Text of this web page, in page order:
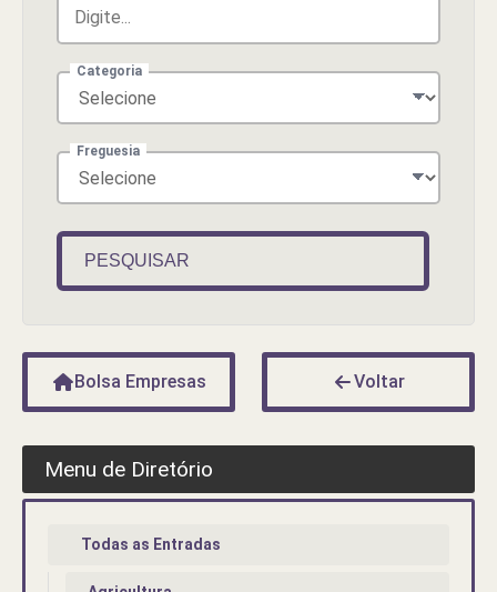
Categoria
Freguesia
PESQUISAR
Bolsa Empresas Voltar
Menu de Diretório
Todas as Entradas